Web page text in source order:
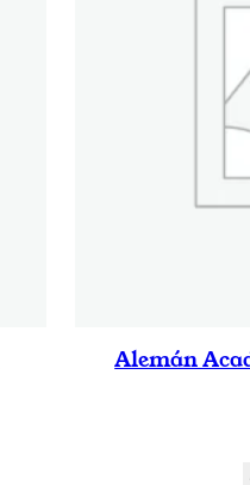
Alemán